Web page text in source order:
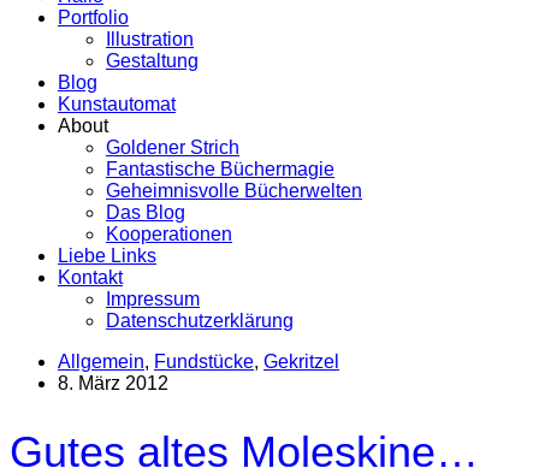
Portfolio
Illustration
Gestaltung
Blog
Kunstautomat
About
Goldener Strich
Fantastische Büchermagie
Geheimnisvolle Bücherwelten
Das Blog
Kooperationen
Liebe Links
Kontakt
Impressum
Datenschutzerklärung
Allgemein, Fundstücke, Gekritzel
8. März 2012
Gutes altes Moleskine…